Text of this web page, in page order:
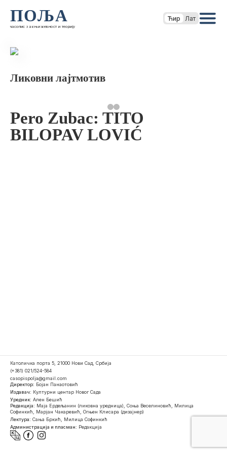
ПОЉА
часопис за књижевност и теорију
Ћир Лат
Ликовни лајтмотив
Pero Zubac: TITO
BILOPAV LOVIĆ
Католичка порта 5, 21000 Нови Сад, Србија
(+381) 021/524-584
casopispolja@gmail.com
Директор: Бојан Панаотовић
Издавач: Културни центар Новог Сада
Уредник: Ален Бешић
Редакција: Маја Ердељанин (ликовна уредница), Соња Веселиновић, Милица
Софинкић, Марјан Чакаревић, Огњен Клисара (дизајнер)
Лектура: Сања Бркић, Милица Софинкић
Администрација и пласман: Редакција